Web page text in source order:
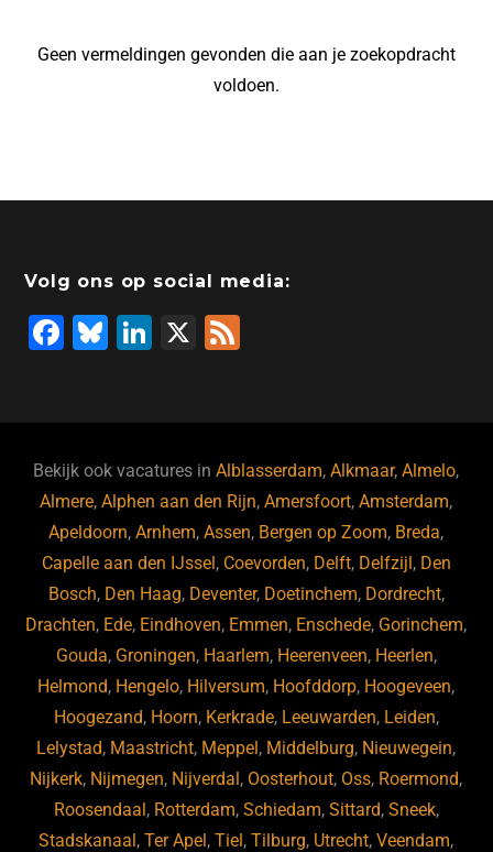
Geen vermeldingen gevonden die aan je zoekopdracht
voldoen.
Volg ons op social media:
F
b
o
o
k
Bl
ky
Li
dI
n
X
Bekijk ook vacatures inAlblasserdam,Alkmaar,Almelo,
Almere,Alphen aan den Rijn,Amersfoort,Amsterdam,
Apeldoorn,Arnhem,Assen, Bergen op Zoom, Breda,
Capelle aan den IJssel , Coevorden, Delft, Delfzijl , Den
Bosch, Den Haag, Deventer, Doetinchem, Dordrecht,
Drachten, Ede, Eindhoven, Emmen, Enschede, Gorinchem,
Gouda, Groningen, Haarlem, Heerenveen, Heerlen,
Helmond, Hengelo, Hilversum, Hoofddorp, Hoogeveen,
Hoogezand, Hoorn, Kerkrade, Leeuwarden, Leiden,
Lelystad, Maastricht, Meppel , Middelburg, Nieuwegein,
Nijkerk, Nijmegen, Nijverdal , Oosterhout, Oss, Roermond,
Roosendaal , Rotterdam, Schiedam, Sittard, Sneek,
Stadskanaal ,Ter Apel ,Tiel ,Tilburg, Utrecht,Veendam,